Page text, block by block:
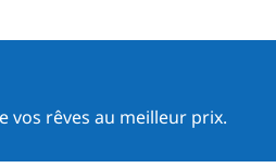
vos rêves au meilleur prix.